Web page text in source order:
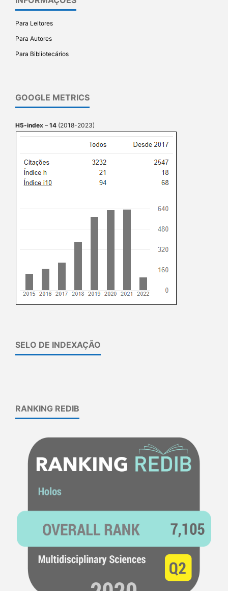
Para Leitores
Para Autores
Para Bibliotecários
GOOGLE METRICS
H5-index – 14 (2018-2023)
SELO DE INDEXAÇÃO
RANKING REDIB